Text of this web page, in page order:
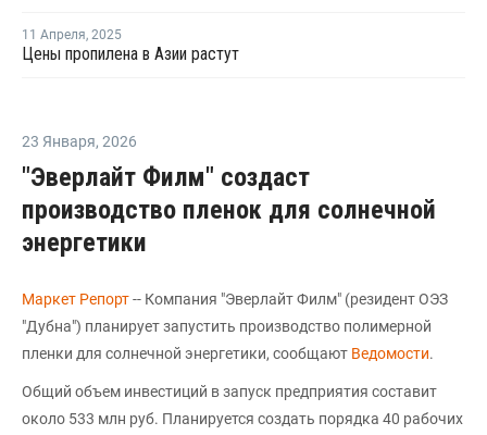
11 Апреля, 2025
Цены пропилена в Азии растут
23 Января, 2026
"Эверлайт Филм" создаст
производство пленок для солнечной
энергетики
Маркет Репорт-- Компания "Эверлайт Филм" (резидент ОЭЗ
"Дубна") планирует запустить производство полимерной
пленки для солнечной энергетики, сообщают Ведомости.
Общий объем инвестиций в запуск предприятия составит
около 533 млн руб. Планируется создать порядка 40 рабочих